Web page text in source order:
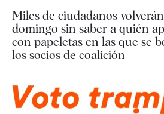
Miles de ciudadanos
domingo sin saber a quién
con papeletas en las que se
los socios de coalición